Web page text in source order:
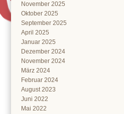
November 2025
Oktober 2025
September 2025
April 2025
Januar 2025
Dezember 2024
November 2024
März 2024
Februar 2024
August 2023
Juni 2022
Mai 2022